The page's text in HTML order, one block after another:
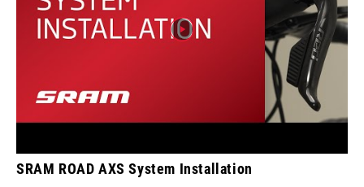
SRAM ROAD AXS System Installation